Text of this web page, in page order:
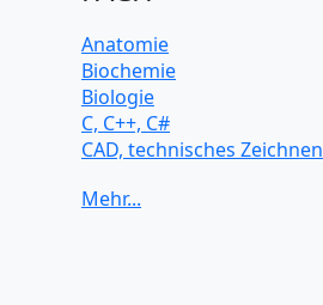
Anatomie
Biochemie
Biologie
C, C++, C#
CAD, technisches Zeichnen
Computerarchitektur